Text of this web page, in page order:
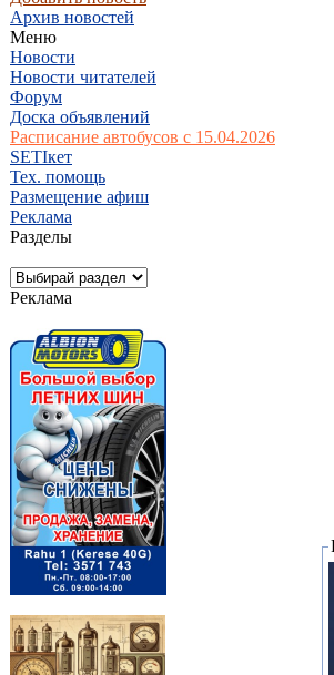
Архив новостей
Меню
Новости
Новости читателей
Форум
Доска объявлений
Расписание автобусов с 15.04.2026
SETIкет
Тех. помощь
Размещение афиш
Реклама
Разделы
Реклама